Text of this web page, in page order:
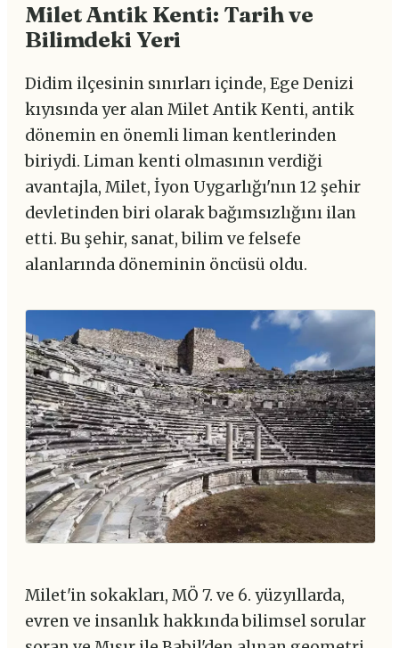
Milet Antik Kenti: Tarih ve
Bilimdeki Yeri
Didim ilçesinin sınırları içinde, Ege Denizi
kıyısında yer alan Milet Antik Kenti, antik
dönemin en önemli liman kentlerinden
biriydi. Liman kenti olmasının verdiği
avantajla, Milet, İyon Uygarlığı'nın 12 şehir
devletinden biri olarak bağımsızlığını ilan
etti. Bu şehir, sanat, bilim ve felsefe
alanlarında döneminin öncüsü oldu.
Milet'in sokakları, MÖ 7. ve 6. yüzyıllarda,
evren ve insanlık hakkında bilimsel sorular